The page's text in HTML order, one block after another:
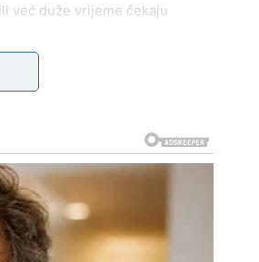
već duže vrijeme čekaju